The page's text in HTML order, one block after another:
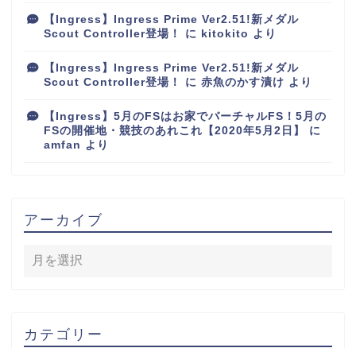
【Ingress】Ingress Prime Ver2.51!新メダル
Scout Controller登場！
に kitokito より
【Ingress】Ingress Prime Ver2.51!新メダル
Scout Controller登場！
に 赤魚のかす漬け より
【Ingress】5月のFSはお家でバーチャルFS！5月の
FSの開催地・競技のあれこれ【2020年5月2日】
に
amfan より
アーカイブ
カテゴリー